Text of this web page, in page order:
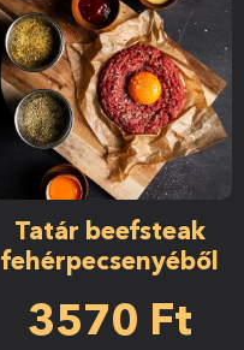
Tatár beefsteak
fehérpecsenyéből
3570 Ft